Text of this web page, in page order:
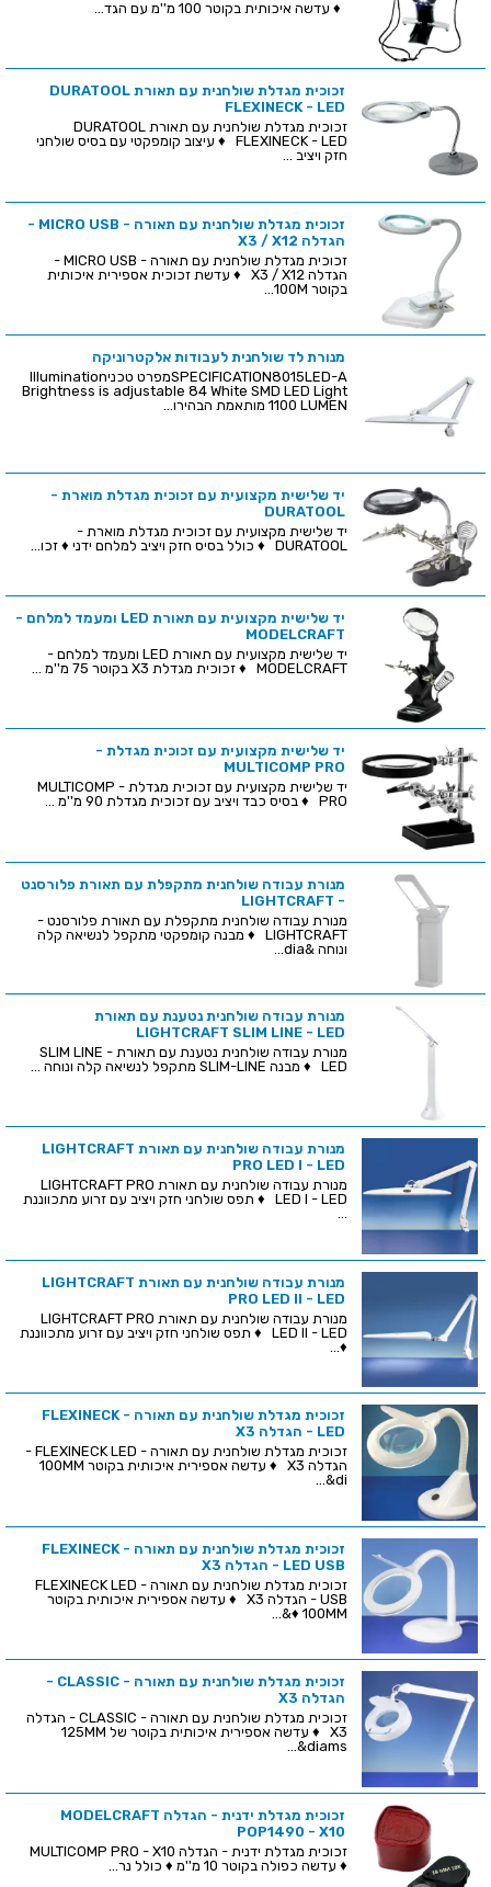
♦ עדשה איכותית בקוטר 100 מ''מ עם הגד...
זכוכית מגדלת שולחנית עם תאורת DURATOOL
FLEXINECK - LED
זכוכית מגדלת שולחנית עם תאורת DURATOOL
FLEXINECK - LED ♦ עיצוב קומפקטי עם בסיס שולחני
חזק ויציב ...
זכוכית מגדלת שולחנית עם תאורה - MICRO USB -
הגדלה X3 / X12
זכוכית מגדלת שולחנית עם תאורה - MICRO USB -
הגדלה X3 / X12 ♦ עדשת זכוכית אספירית איכותית
בקוטר 100M...
מנורת לד שולחנית לעבודות אלקטרוניקה
SPECIFICATION8015LED-Aמפרט טכניIllumination
Brightness is adjustable 84 White SMD LED Light
1100 LUMEN מותאמת הבהירו...
יד שלישית מקצועית עם זכוכית מגדלת מוארת -
DURATOOL
יד שלישית מקצועית עם זכוכית מגדלת מוארת -
DURATOOL ♦ כולל בסיס חזק ויציב למלחם ידני ♦ זכו...
יד שלישית מקצועית עם תאורת LED ומעמד למלחם -
MODELCRAFT
יד שלישית מקצועית עם תאורת LED ומעמד למלחם -
MODELCRAFT ♦ זכוכית מגדלת X3 בקוטר 75 מ''מ ...
יד שלישית מקצועית עם זכוכית מגדלת -
MULTICOMP PRO
יד שלישית מקצועית עם זכוכית מגדלת - MULTICOMP
PRO ♦ בסיס כבד ויציב עם זכוכית מגדלת 90 מ''מ ...
מנורת עבודה שולחנית מתקפלת עם תאורת פלורסנט
- LIGHTCRAFT
מנורת עבודה שולחנית מתקפלת עם תאורת פלורסנט -
LIGHTCRAFT ♦ מבנה קומפקטי מתקפל לנשיאה קלה
ונוחה &dia...
מנורת עבודה שולחנית נטענת עם תאורת
LIGHTCRAFT SLIM LINE - LED
מנורת עבודה שולחנית נטענת עם תאורת SLIM LINE -
LED ♦ מבנה SLIM-LINE מתקפל לנשיאה קלה ונוחה ...
מנורת עבודה שולחנית עם תאורת LIGHTCRAFT
PRO LED I - LED
מנורת עבודה שולחנית עם תאורת LIGHTCRAFT PRO
LED I - LED ♦ תפס שולחני חזק ויציב עם זרוע מתכווננת
...
מנורת עבודה שולחנית עם תאורת LIGHTCRAFT
PRO LED II - LED
מנורת עבודה שולחנית עם תאורת LIGHTCRAFT PRO
LED II - LED ♦ תפס שולחני חזק ויציב עם זרוע מתכווננת
♦...
זכוכית מגדלת שולחנית עם תאורה - FLEXINECK
LED - הגדלה X3
זכוכית מגדלת שולחנית עם תאורה - FLEXINECK LED -
הגדלה X3 ♦ עדשה אספירית איכותית בקוטר 100MM
&di...
זכוכית מגדלת שולחנית עם תאורה - FLEXINECK
LED USB - הגדלה X3
זכוכית מגדלת שולחנית עם תאורה - FLEXINECK LED
USB - הגדלה X3 ♦ עדשה אספירית איכותית בקוטר
100MM ♦&...
זכוכית מגדלת שולחנית עם תאורה - CLASSIC -
הגדלה X3
זכוכית מגדלת שולחנית עם תאורה - CLASSIC - הגדלה
X3 ♦ עדשה אספירית איכותית בקוטר של 125MM
&diams...
זכוכית מגדלת ידנית - הגדלה MODELCRAFT
POP1490 - X10
♦ עדשה כפולה בקוטר 10 מ''מ ♦ כולל נר...